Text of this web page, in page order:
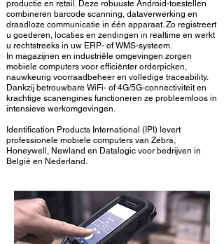
productie en retail. Deze robuuste Android-toestellen
combineren barcode scanning, dataverwerking en
draadloze communicatie in één apparaat. Zo registreert
u goederen, locaties en zendingen in realtime en werkt
u rechtstreeks in uw ERP- ofWMS-systeem.
In magazijnen en industriële omgevingen zorgen
mobiele computers voor efficiënter orderpicken,
nauwkeurig voorraadbeheer en volledige traceability.
Dankzij betrouwbare WiFi- of 4G/5G-connectiviteit en
krachtige scanengines functioneren ze probleemloos in
intensieve werkomgevingen.
Identification Products International (IPI) levert
professionele mobiele computers van Zebra,
Honeywell, Newland en Datalogic voor bedrijven in
België en Nederland.